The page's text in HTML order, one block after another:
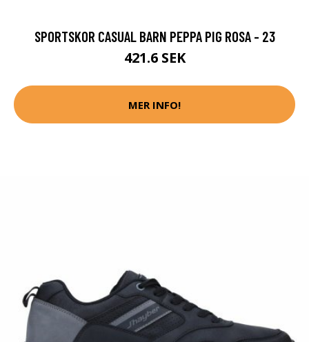
SPORTSKOR CASUAL BARN PEPPA PIG ROSA - 23
421.6 SEK
MER INFO!